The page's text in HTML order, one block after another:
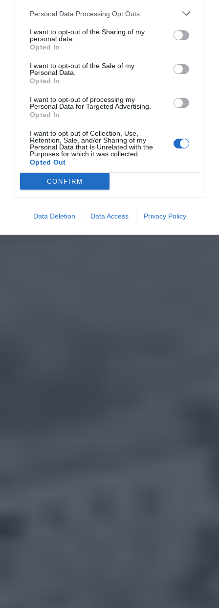
Personal Data Processing Opt Outs
I want to opt-out of the Sharing of my
personal data.
Opted In
I want to opt-out of the Sale of my
Personal Data.
Opted In
I want to opt-out of processing my
Personal Data for Targeted Advertising.
Opted In
I want to opt-out of Collection, Use,
Retention, Sale, and/or Sharing of my
Personal Data that Is Unrelated with the
Purposes for which it was collected.
Opted Out
CONFIRM
Data Deletion Data Access Privacy Policy